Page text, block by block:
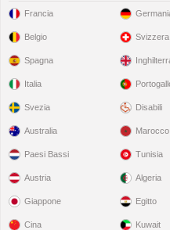
Francia
Belgio
Spagna
Italia
Svezia
Svizzera
Disabili
Australia
Paesi Bassi
Austria
Giappone
Cina
Marocco
Tunisia
Algeria
Egitto
Kuwait